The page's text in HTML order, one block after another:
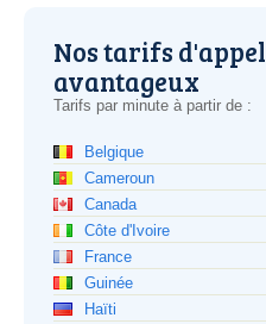
Nos tarifs d'appel
avantageux
Tarifs par minute à partir de :
Belgique
Cameroun
Canada
Côte d'Ivoire
France
Guinée
Haïti